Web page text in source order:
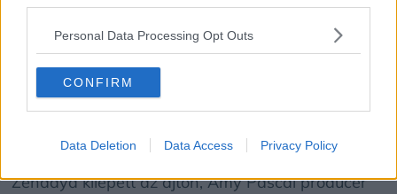
Personal Data Processing Opt Outs
CONFIRM
Data Deletion Data Access Privacy Policy
is együtt dolgoztak.
Holland egyébként nemrég azt is felidézte, hogy a
felesége gyakorlatilag azonnal megkapta Michelle
Jones-Watson szerepét a Marvel legelső, tíz évvel
ezelőtt forgatott Pókember-mozijában. A színész
elárulta: amikor a meghallgatást követően
Zendaya kilépett az ajtón, Amy Pascal producer